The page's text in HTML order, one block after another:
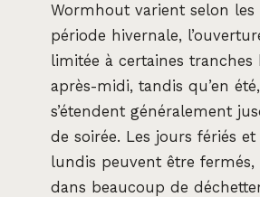
Wormhout varient selon les
période hivernale,
limitée à certaines tranches
après-midi, tandis qu’en
s’étendent généralement
de soirée. Les jours fériés et
lundis peuvent être fermés,
dans beaucoup de